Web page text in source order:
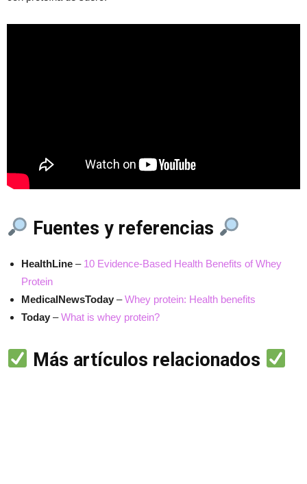
Fuentes y referencias
HealthLine – 10 Evidence-Based Health Benefits of Whey
Protein
MedicalNewsToday –Whey protein: Health benefits
Today –What is whey protein?
Más artículos relacionados